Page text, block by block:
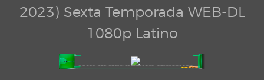
2023) Sexta Temporada WEB-DL
1080p Latino